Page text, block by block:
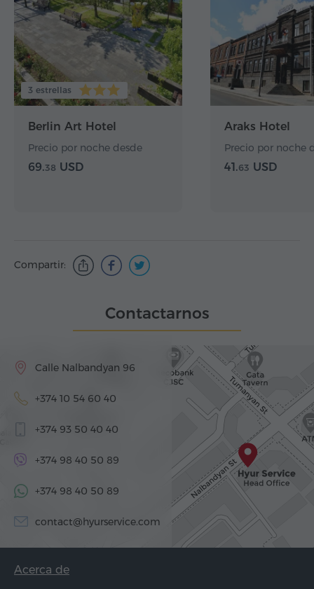
3 estrellas
Berlin Art Hotel
Precio por noche desde
69.38 USD
Araks Hotel
Precio por noche
41.63 USD
Compartir:
Contactarnos
Calle Nalbandyan 96
+374 10 54 60 40
+374 93 50 40 40
+374 98 40 50 89
+374 98 40 50 89
contact@hyurservice.com
Acerca de